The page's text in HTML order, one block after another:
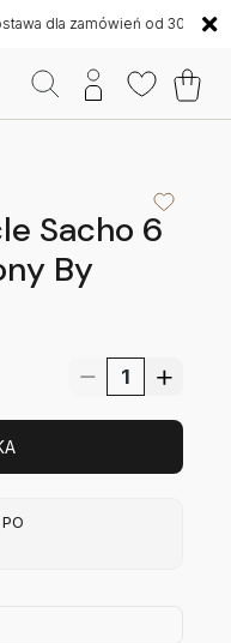
dla zamówień od 300 zł
Sacho 6
By